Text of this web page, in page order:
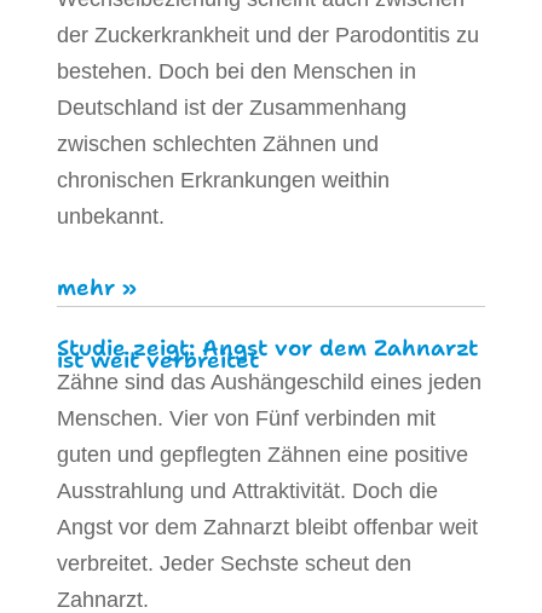
der Zuckerkrankheit und der Parodontitis zu
bestehen. Doch bei den Menschen in
Deutschland ist der Zusammenhang
zwischen schlechten Zähnen und
chronischen Erkrankungen weithin
unbekannt.
mehr »
Studie zeigt: Angst vor dem Zahnarzt
ist weit verbreitet
Zähne sind das Aushängeschild eines jeden
Menschen. Vier von Fünf verbinden mit
guten und gepflegten Zähnen eine positive
Ausstrahlung und Attraktivität. Doch die
Angst vor dem Zahnarzt bleibt offenbar weit
verbreitet. Jeder Sechste scheut den
Zahnarzt.